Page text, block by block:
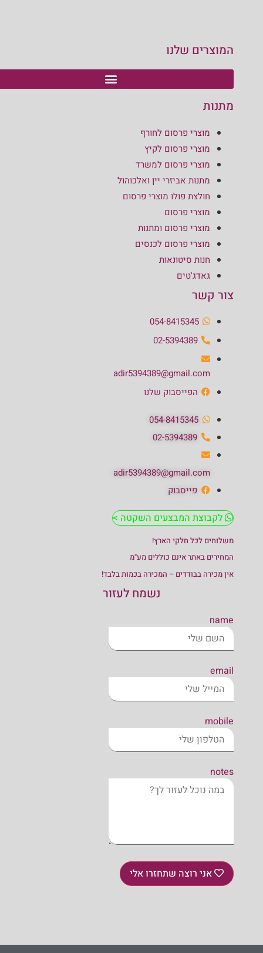
המוצרים שלנו
מתנות
מוצרי פרסום לחורף
מוצרי פרסום לקיץ
מוצרי פרסום למשרד
מתנות אביזרי יין ואלכוהול
חולצת פולו מוצרי פרסום
מוצרי פרסום
מוצרי פרסום ומתנות
מוצרי פרסום לכנסים
חנות סיטונאות
גאדג'טים
צור קשר
054-8415345
02-5394389
adir5394389@gmail.com
הפייסבוק שלנו
054-8415345
02-5394389
adir5394389@gmail.com
פייסבוק
לקבוצת המבצעים השקטה >
משלוחים לכל חלקי הארץ!
המחירים באתר אינם כוללים מע"מ
אין מכירה בבודדים – המכירה בכמות בלבד!
נשמח לעזור
name
email
mobile
notes
אני רוצה שתחזרו אלי